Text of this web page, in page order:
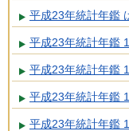
平成23年統計年鑑
平成23年統計年鑑
平成23年統計年鑑
平成23年統計年鑑
平成23年統計年鑑